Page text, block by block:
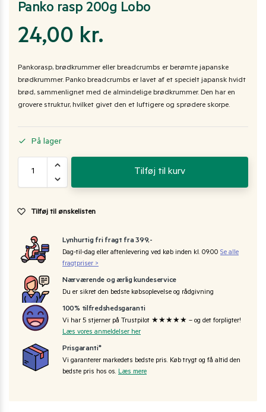
Panko rasp 200g Lobo
24,00 kr.
Pankorasp, brødkrummer eller breadcrumbs er berømte japanske
brødkrummer. Panko breadcrumbs er lavet af et specielt japansk hvidt
brød, sammenlignet med de almindelige brødkrummer. Den har en
grovere struktur, hvilket givet den et luftigere og sprødere skorpe.
På lager
Tilføj til kurv
Tilføj til ønskelisten
Lynhurtig fri fragt fra 399,-
Dag-til-dag eller aftenlevering ved køb inden kl. 09:00 Se alle
fragtpriser >
Nærværende og ærlig kundeservice
Du er sikret den bedste købsoplevelse og rådgivning
100% tilfredshedsgaranti
Vi har 5 stjerner på Trustpilot ★★★★★ – og det forpligter!
Læs vores anmeldelser her
Prisgaranti*
Vi garanterer markedets bedste pris. Køb trygt og få altid den
bedste pris hos os. Læs mere